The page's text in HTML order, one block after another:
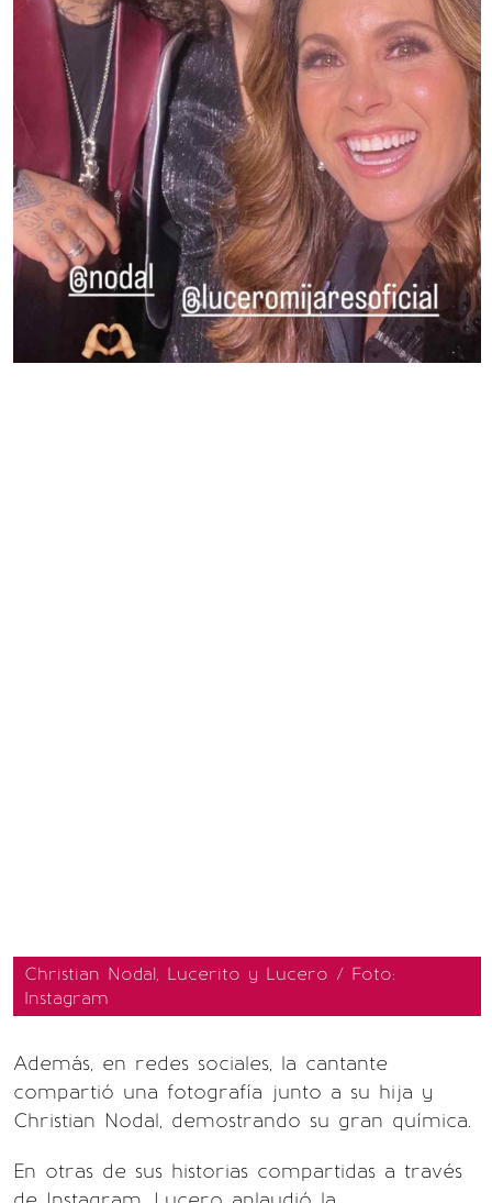
Christian Nodal, Lucerito y Lucero / Foto:
Instagram
Además, en redes sociales, la cantante
compartió una fotografía junto a su hija y
Christian Nodal, demostrando su gran química.
En otras de sus historias compartidas a través